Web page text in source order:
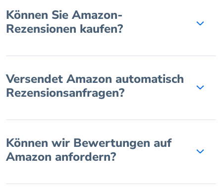
Können Sie Amazon-
Rezensionen kaufen?
Versendet Amazon automatisch
Rezensionsanfragen?
Können wir Bewertungen auf
Amazon anfordern?